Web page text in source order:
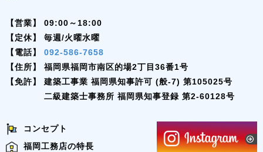
【営業】
09:00～18:00
【定休】
毎週/火曜水曜
【電話】
092-586-7658
【住所】
福岡県福岡市南区的場2丁目36番1号
【免許】
建築工事業 福岡県知事許可 (般-7) 第105025号
二級建築士事務所 福岡県知事登録 第2-60128号
コンセプト
福岡工務店の特長